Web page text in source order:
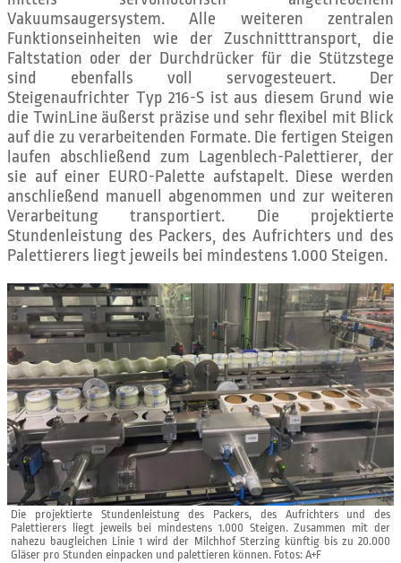
Vakuumsaugersystem. Alle weiteren zentralen
Funktionseinheiten wie der Zuschnitttransport, die
Faltstation oder der Durchdrücker für die Stützstege
sind ebenfalls voll servogesteuert. Der
Steigenaufrichter Typ 216-S ist aus diesem Grund wie
die TwinLine äußerst präzise und sehr flexibel mit Blick
auf die zu verarbeitenden Formate. Die fertigen Steigen
laufen abschließend zum Lagenblech-Palettierer, der
sie auf einer EURO-Palette aufstapelt. Diese werden
anschließend manuell abgenommen und zur weiteren
Verarbeitung transportiert. Die projektierte
Stundenleistung des Packers, des Aufrichters und des
Palettierers liegt jeweils bei mindestens 1.000 Steigen.
Die projektierte Stundenleistung des Packers, des Aufrichters und des
Palettierers liegt jeweils bei mindestens 1.000 Steigen. Zusammen mit der
nahezu baugleichen Linie 1 wird der Milchhof Sterzing künftig bis zu 20.000
Gläser pro Stunden einpacken und palettieren können. Fotos: A+F